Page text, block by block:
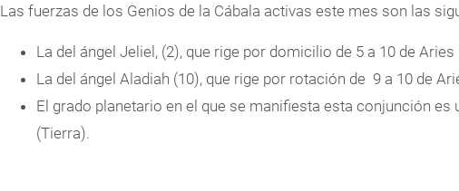
Las fuerzas de los Genios de la Cábala activas este mes son las
La del ángel Jeliel, (2), que rige por domicilio de 5 a 10 de Aries
La del ángel Aladiah (10), que rige por rotación de 9 a 10 de
El grado planetario en el que se manifiesta esta conjunción es
(Tierra).